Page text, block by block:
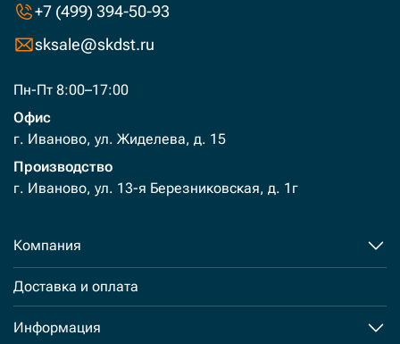
+7 (499) 394-50-93
sksale@skdst.ru
Пн-Пт 8:00–17:00
Офис
г. Иваново, ул. Жиделева, д. 15
Производство
г. Иваново, ул. 13-я Березниковская, д. 1г
Компания
Доставка и оплата
Информация